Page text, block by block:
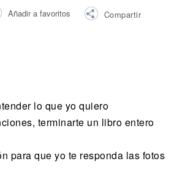
Añadir a favoritos Compartir
lo que yo quiero
terminarte un libro entero
para que yo te responda las fotos